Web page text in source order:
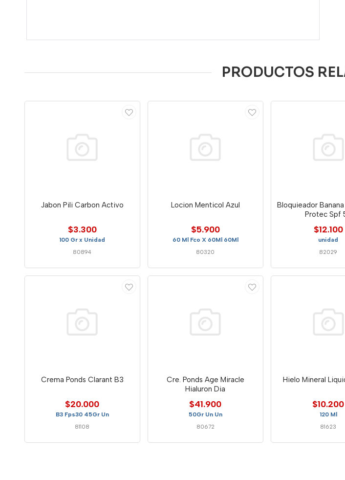
PRODUCTOS
Jabon Pili Carbon Activo
$3.300
100 Gr x Unidad
80894
Locion Menticol Azul
$5.900
60 Ml Fco X 60Ml 60Ml
80320
Bloquieador
Protec Spf
$12.100
unidad
82029
Crema Ponds Clarant B3
$20.000
B3 Fps30 45Gr Un
81108
Cre. Ponds Age Miracle
Hialuron Dia
$41.900
50Gr Un Un
80672
Hielo Mineral
$10.200
120 Ml
81623